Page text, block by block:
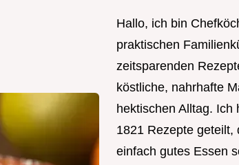
Hallo, ich bin
praktischen
zeitsparenden
köstliche, nahrhafte
hektischen Alltag. Ich
1821 Rezepte geteilt,
einfach gutes Essen